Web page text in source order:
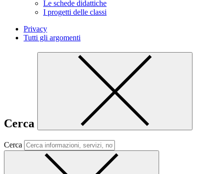
Le schede didattiche
I progetti delle classi
Privacy
Tutti gli argomenti
Cerca
Cerca